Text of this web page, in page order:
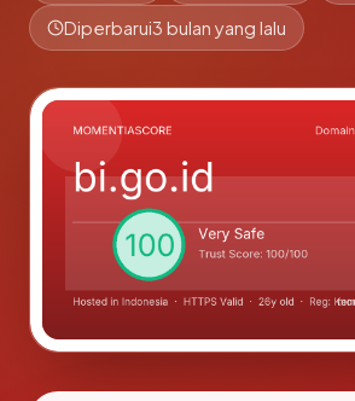
Diperbarui3 bulan yang lalu